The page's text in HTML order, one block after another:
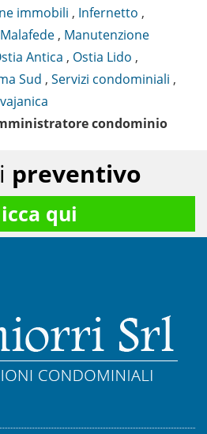
immobili , Infernetto ,
Malafede , Manutenzione
Antica , Ostia Lido ,
Sud , Servizi condominiali ,
condominio
preventivo
qui